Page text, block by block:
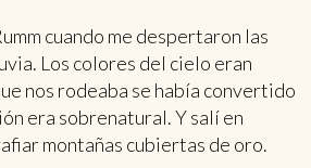
cuando me despertaron las
Los colores del cielo eran
nos rodeaba se había convertido
era sobrenatural. Y salí en
montañas cubiertas de oro.